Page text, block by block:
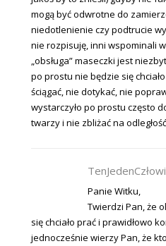
mogą być odwrotne do
niedotlenienie czy podtrucie
nie rozpisuję, inni wspominali
„obsługa” maseczki jest
po prostu nie będzie się
ściągać, nie dotykać, nie
wystarczyło po prostu często
twarzy i nie zbliżać na
Panie Witku,
Twierdzi Pan, że
się chciało prać i prawidłowo
jednocześnie wierzy Pan, że